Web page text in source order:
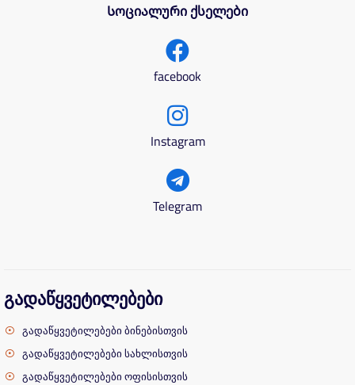
Სოციალური ქსელები
facebook
Instagram
Telegram
გადაწყვეტილებები
გადაწყვეტილებები ბინებისთვის
გადაწყვეტილებები სახლისთვის
გადაწყვეტილებები ოფისისთვის